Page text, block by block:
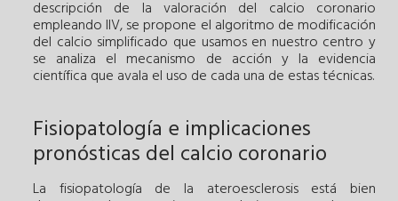
descripción de la valoración del calcio coronario
empleando IIV, se propone el algoritmo de modificación
del calcio simplificado que usamos en nuestro centro y
se analiza el mecanismo de acción y la evidencia
científica que avala el uso de cada una de estas técnicas.
Fisiopatología e implicaciones
pronósticas del calcio coronario
La fisiopatología de la ateroesclerosis está bien